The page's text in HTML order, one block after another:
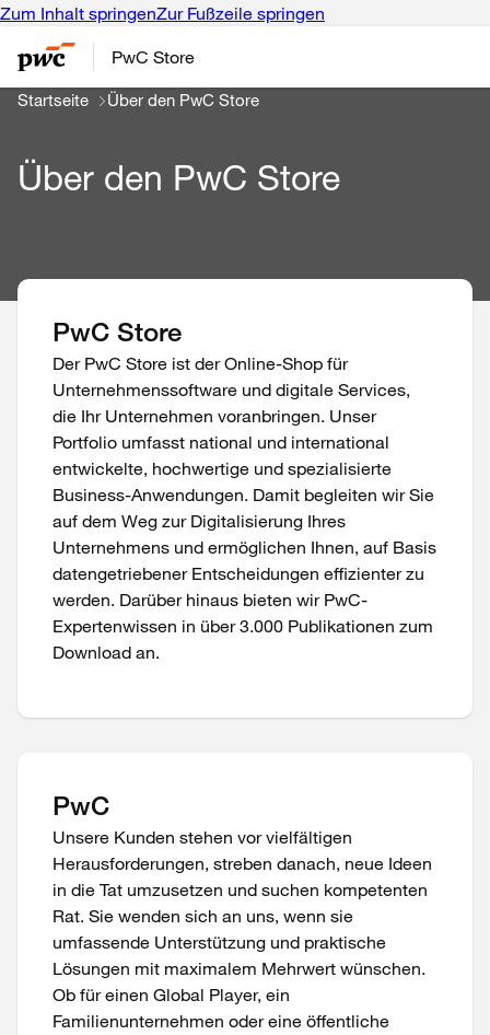
Zum Inhalt springenZur Fußzeile springen
PwC Store
Startseite Über den PwC Store
Über den PwC Store
PwC Store
Der PwC Store ist der Online-Shop für
Unternehmenssoftware und digitale Services,
die Ihr Unternehmen voranbringen. Unser
Portfolio umfasst national und international
entwickelte, hochwertige und spezialisierte
Business-Anwendungen. Damit begleiten wir Sie
auf dem Weg zur Digitalisierung Ihres
Unternehmens und ermöglichen Ihnen, auf Basis
datengetriebener Entscheidungen effizienter zu
werden. Darüber hinaus bieten wir PwC-
Expertenwissen in über 3.000 Publikationen zum
Download an.
PwC
Unsere Kunden stehen vor vielfältigen
Herausforderungen, streben danach, neue Ideen
in die Tat umzusetzen und suchen kompetenten
Rat. Sie wenden sich an uns, wenn sie
umfassende Unterstützung und praktische
Lösungen mit maximalem Mehrwert wünschen.
Ob für einen Global Player, ein
Familienunternehmen oder eine öffentliche